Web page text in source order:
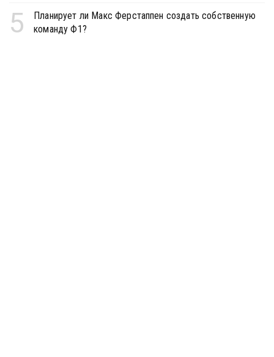
5
Планирует ли Макс Ферстаппен создать собственную
команду Ф1?